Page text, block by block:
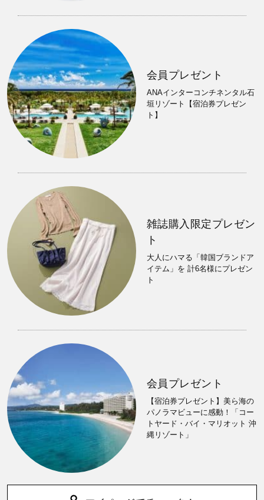
会員プレゼント
ANAインターコンチネンタル石
垣リゾート【宿泊券プレゼン
ト】
雑誌購入限定プレゼン
ト
大人にハマる「韓国ブランドア
イテム」を 計6名様にプレゼン
ト
会員プレゼント
【宿泊券プレゼント】美ら海の
パノラマビューに感動！「コー
トヤード・バイ・マリオット 沖
縄リゾート」